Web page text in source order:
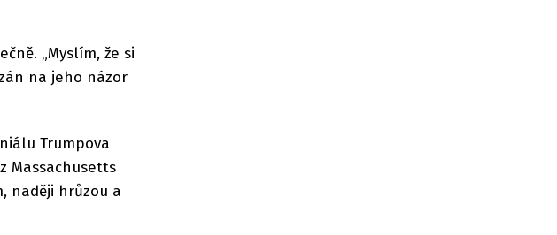
„Myslím, že si
na jeho názor
Trumpova
Massachusetts
naději hrůzou a